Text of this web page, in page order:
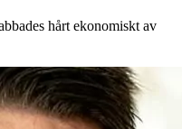
hårt ekonomiskt av